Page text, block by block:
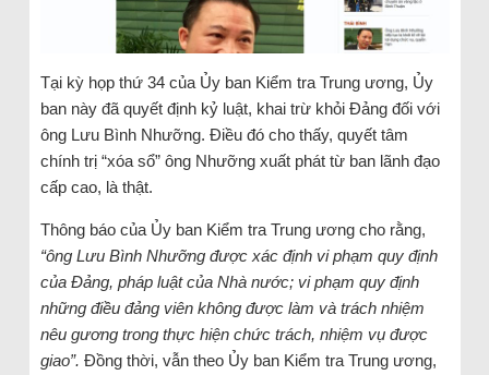
Tại kỳ họp thứ 34 của Ủy ban Kiểm tra Trung ương, Ủy
ban này đã quyết định kỷ luật, khai trừ khỏi Đảng đối với
ông Lưu Bình Nhưỡng. Điều đó cho thấy, quyết tâm
chính trị “xóa sổ” ông Nhưỡng xuất phát từ ban lãnh đạo
cấp cao, là thật.
Thông báo của Ủy ban Kiểm tra Trung ương cho rằng,
“ông Lưu Bình Nhưỡng được xác định vi phạm quy định
của Đảng, pháp luật của Nhà nước; vi phạm quy định
những điều đảng viên không được làm và trách nhiệm
nêu gương trong thực hiện chức trách, nhiệm vụ được
giao”. Đồng thời, vẫn theo Ủy ban Kiểm tra Trung ương,